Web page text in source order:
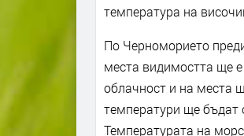
температура на
По Черноморието
места видимостта ще
облачност и на места
температури ще бъдат
Температурата на